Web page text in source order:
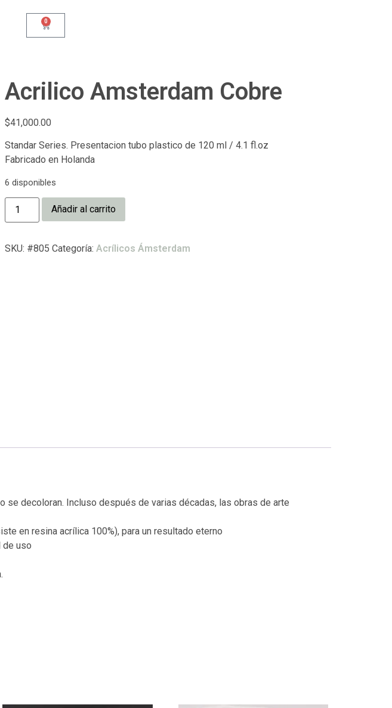
0
Acrilico Amsterdam Cobre
$41,000.00
Standar Series. Presentacion tubo plastico de 120 ml / 4.1 fl.oz
Fabricado en Holanda
6 disponibles
Añadir al carrito
SKU: #805 Categoría: Acrílicos Ámsterdam
decoloran. Incluso después de varias décadas, las obras de arte
en resina acrílica 100%), para un resultado eterno
de uso